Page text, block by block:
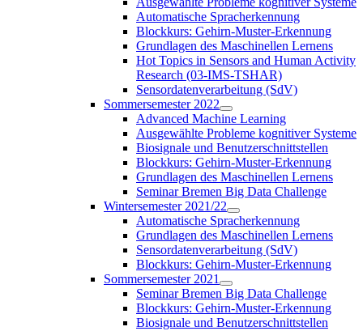
Automatische Spracherkennung
Blockkurs: Gehirn-Muster-Erkennung
Grundlagen des Maschinellen Lernens
Hot Topics in Sensors and Human Activity
Research (03-IMS-TSHAR)
Sensordatenverarbeitung (SdV)
Sommersemester 2022
Advanced Machine Learning
Ausgewählte Probleme kognitiver Systeme
Biosignale und Benutzerschnittstellen
Blockkurs: Gehirn-Muster-Erkennung
Grundlagen des Maschinellen Lernens
Seminar Bremen Big Data Challenge
Wintersemester 2021/22
Automatische Spracherkennung
Grundlagen des Maschinellen Lernens
Sensordatenverarbeitung (SdV)
Blockkurs: Gehirn-Muster-Erkennung
Sommersemester 2021
Seminar Bremen Big Data Challenge
Blockkurs: Gehirn-Muster-Erkennung
Biosignale und Benutzerschnittstellen